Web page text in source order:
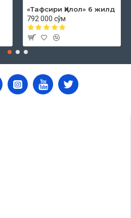
«Тафсири Ҳилол» 6 жилд
792 000 сўм